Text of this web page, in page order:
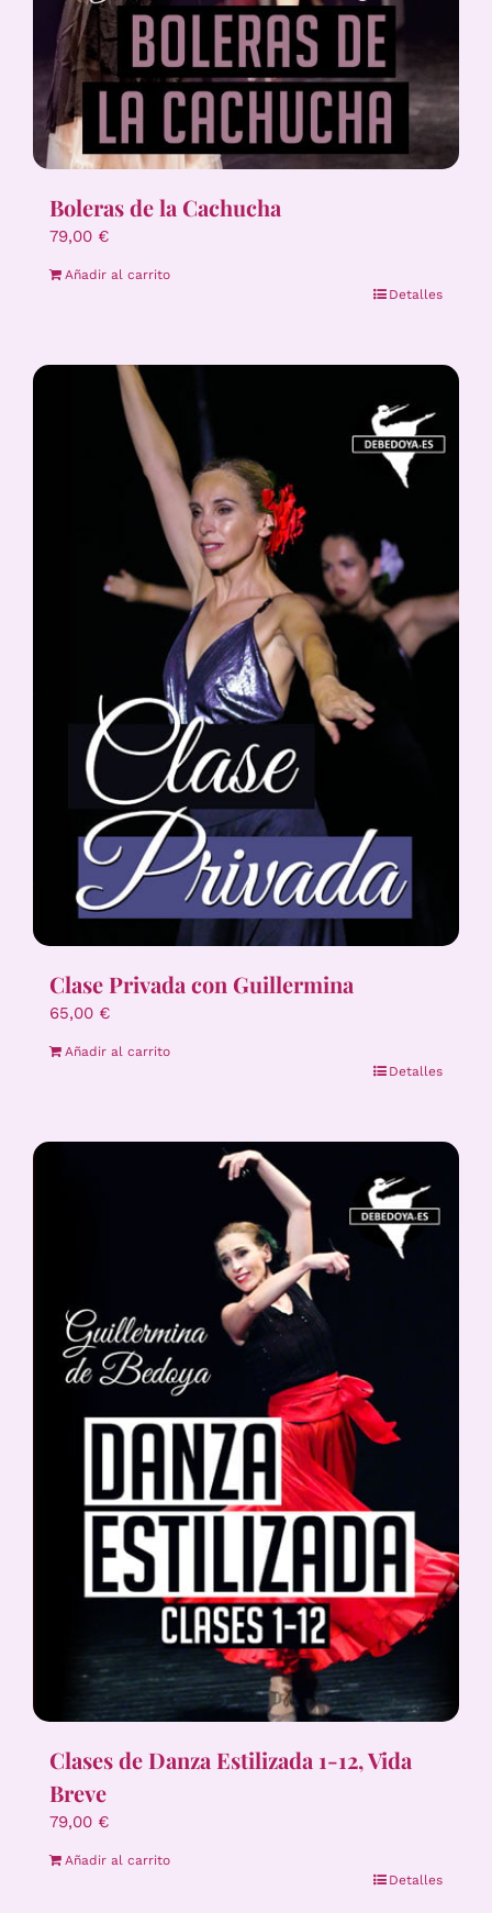
Boleras de la Cachucha
79,00 €
Añadir al carrito
Detalles
Clase Privada con Guillermina
65,00 €
Añadir al carrito
Detalles
Clases de Danza Estilizada 1-12, Vida
Breve
79,00 €
Añadir al carrito
Detalles